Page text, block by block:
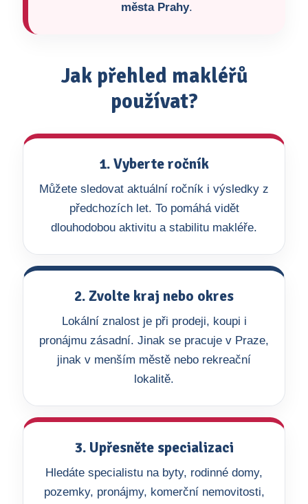
města Prahy.
Jak přehled makléřů
používat?
1. Vyberte ročník
Můžete sledovat aktuální ročník i výsledky z
předchozích let. To pomáhá vidět
dlouhodobou aktivitu a stabilitu makléře.
2. Zvolte kraj nebo okres
Lokální znalost je při prodeji, koupi i
pronájmu zásadní. Jinak se pracuje v Praze,
jinak v menším městě nebo rekreační
lokalitě.
3. Upřesněte specializaci
Hledáte specialistu na byty, rodinné domy,
pozemky, pronájmy, komerční nemovitosti,